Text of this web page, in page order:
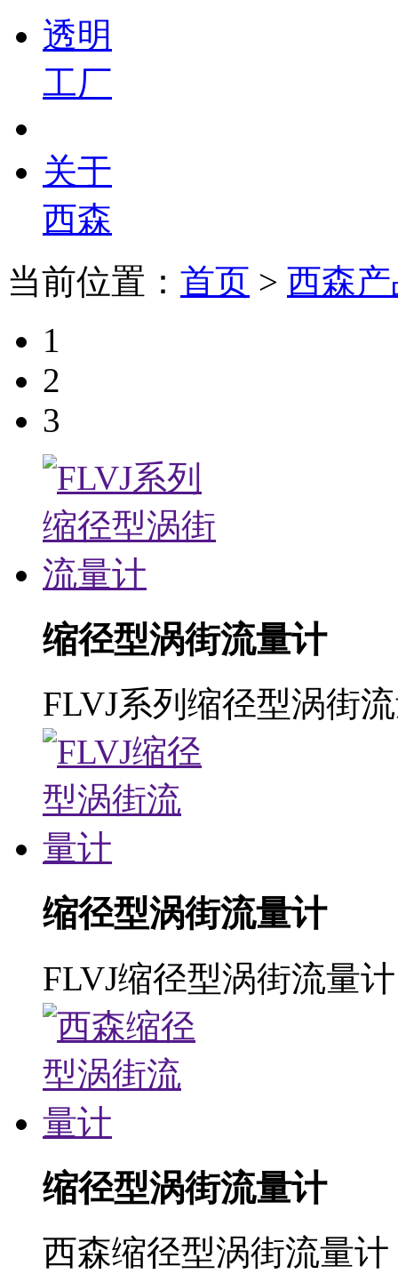
透明
工厂
关于
西森
当前位置： 首页 > 西森
1
2
3
缩径型涡街流量计
FLVJ系列缩径型涡街
缩径型涡街流量计
FLVJ缩径型涡街流量计
缩径型涡街流量计
西森缩径型涡街流量计